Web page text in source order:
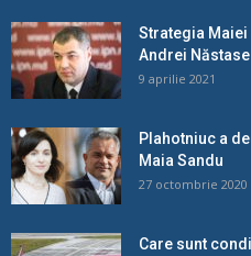
Strategia
Andrei
9 aprilie 2021
Plahotniuc a
Maia Sandu
27 octombrie 2020
Care sunt